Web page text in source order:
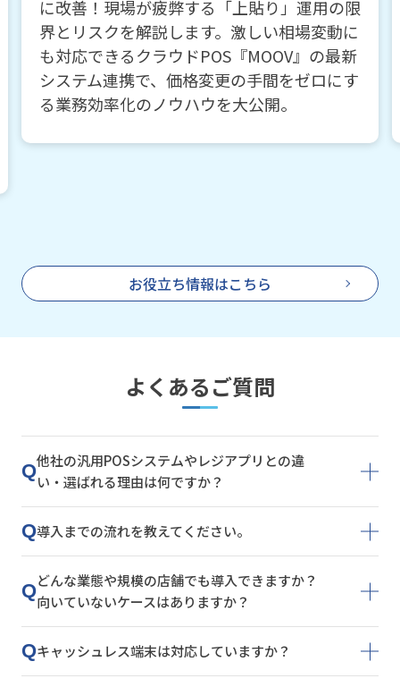
店舗の成長に伴い肥大化する「見えないコス
ト」の正体とは。トレカ業界特有の複雑な在
庫管理や税務対応をクリアし、3年後も「こ
のシステムで良かった」と言い切れるプロ仕
様POS選びの基準を詳しく解説します。
お役立ち情報はこちら
よくあるご質問
Q他社の汎用POSシステムやレジアプリとの違
い・選ばれる理由は何ですか？
Q導入までの流れを教えてください。
Qどんな業態や規模の店舗でも導入できますか？
向いていないケースはありますか？
Qキャッシュレス端末は対応していますか？